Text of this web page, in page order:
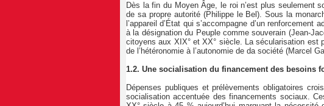
Dès la fin du Moyen Âge, le roi n’est plus seulement
de sa propre autorité (Philippe le Bel). Sous la
l’appareil d’État qui s’accompagne d’un
à la désignation du Peuple comme souverain (Jean-
citoyens aux XIX° et XX° siècle. La sécularisation est
de l’hétéronomie à l’autonomie de da société (Marcel
1.2. Une socialisation du financement des besoins
Dépenses publiques et prélèvements obligatoires
socialisation accentuée des financements sociaux.